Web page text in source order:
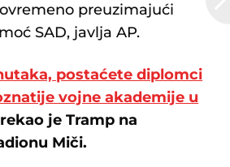
preuzimajući
SAD, javlja AP.
postaćete diplomci
vojne akademije u
je Tramp na
Miči.